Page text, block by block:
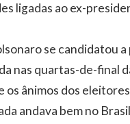
ligadas ao ex-
se candidatou
nas quartas-de-final
ânimos dos
andava bem no